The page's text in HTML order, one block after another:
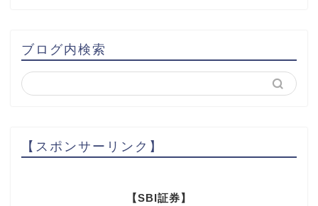
ブログ内検索
【スポンサーリンク】
【SBI証券】